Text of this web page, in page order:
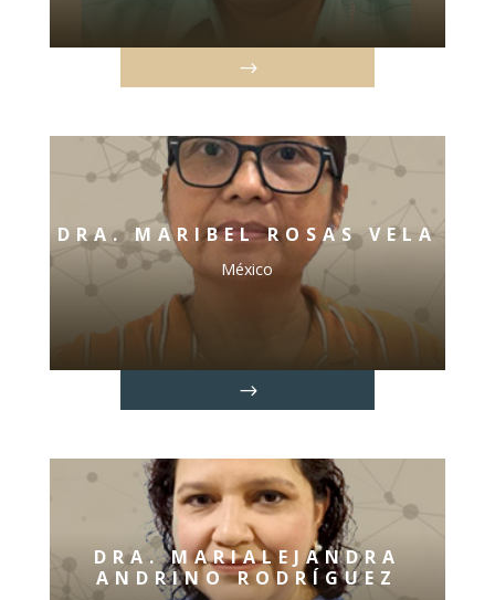
DRA. MARIBEL ROSAS VELA
México
DRA. MARIALEJANDRA
ANDRINO RODRÍGUEZ